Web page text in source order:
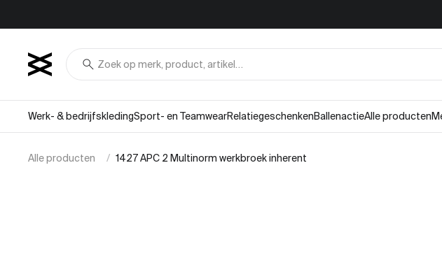
search
Werk- & bedrijfskledingSport- en TeamwearRelatiegeschenkenBallenactieAlle producten
Alle producten 1427 APC 2 Multinorm werkbroek inherent